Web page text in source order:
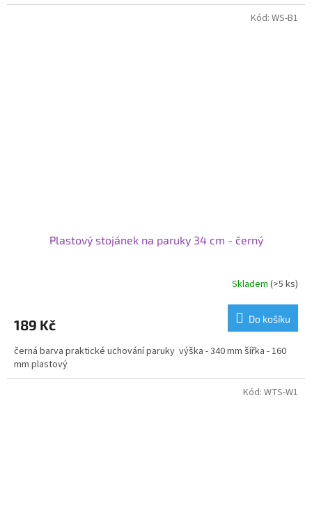
Plastový stojánek na paruky 34 cm - černý
Skladem (>5 ks)
189 Kč Do košíku
černá barva praktické uchování paruky výška - 340 mm šířka - 160
mm plastový
Kód: WS-B1
Kód: WTS-W1